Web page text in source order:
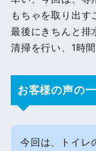
もちゃを取り出す
最後にきちんと排
清掃を行い、1時
お客様の声の
今回は、トイレ